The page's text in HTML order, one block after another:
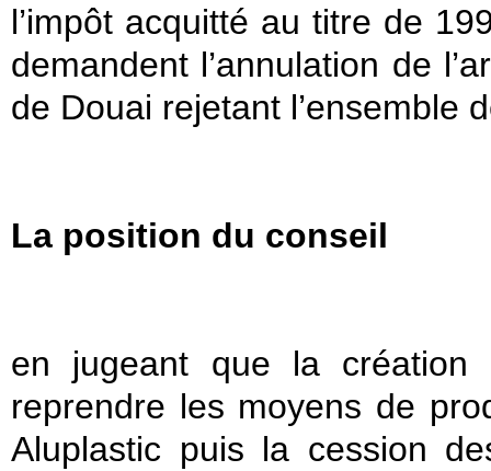
l’impôt acquitté au titre de
demandent l’annulation de
de Douai rejetant l’ensemble
La position du conseil
en jugeant que la création
reprendre les moyens de
Aluplastic puis la cession